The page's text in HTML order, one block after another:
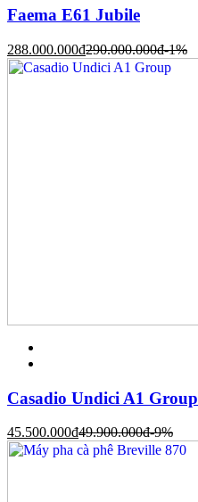
Faema E61 Jubile
288.000.000đ290.000.000đ-1%
Casadio Undici A1 Group
45.500.000đ49.900.000đ-9%